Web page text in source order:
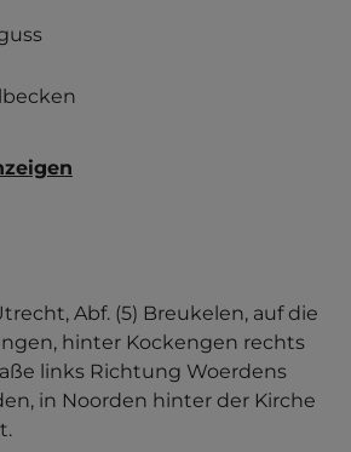
Abf. (5) Breukelen, auf die
hinter Kockengen rechts
links Richtung Woerdens
in Noorden hinter der Kirche